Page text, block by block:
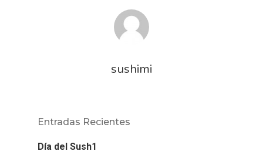
sushimi
Entradas Recientes
Día del Sush1